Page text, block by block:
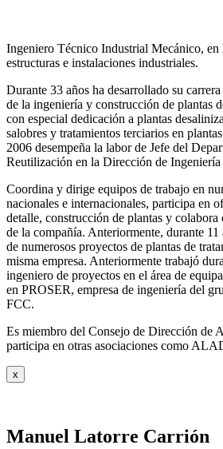
Ingeniero Técnico Industrial Mecánico, en
estructuras e instalaciones industriales.
Durante 33 años ha desarrollado su
de la ingeniería y construcción de plantas
con especial dedicación a plantas
salobres y tratamientos terciarios en
2006 desempeña la labor de Jefe del
Reutilización en la Dirección de
Coordina y dirige equipos de trabajo en
nacionales e internacionales, participa en
detalle, construcción de plantas y
de la compañía. Anteriormente, durante
de numerosos proyectos de plantas de
misma empresa. Anteriormente trabajó
ingeniero de proyectos en el área de
en PROSER, empresa de ingeniería del
FCC.
Es miembro del Consejo de Dirección de
participa en otras asociaciones como
x
Manuel Latorre Carrión